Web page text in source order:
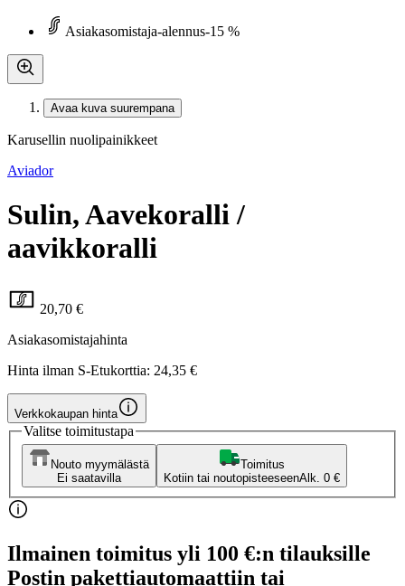
Asiakasomistaja-alennus-15 %
Avaa kuva suurempana
Karusellin nuolipainikkeet
Aviador
Sulin, Aavekoralli /
aavikkoralli
20,70 €
Asiakasomistajahinta
Hinta ilman S-Etukorttia: 24,35 €
Verkkokaupan hinta
Valitse toimitustapa
Nouto myymälästä
Ei saatavilla
Toimitus
Kotiin tai noutopisteeseenAlk. 0 €
Ilmainen toimitus yli 100 €:n tilauksille
Postin pakettiautomaattiin tai